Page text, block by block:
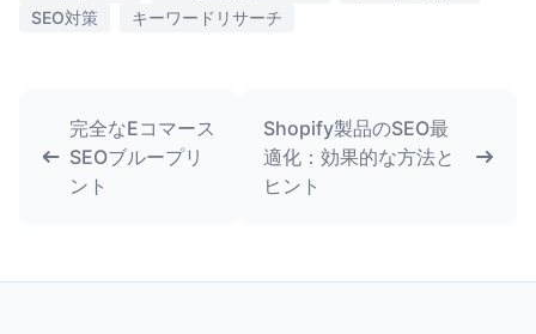
SEO対策
キーワードリサーチ
完全なEコマース
SEOブループリ
ント
Shopify製品のSEO最
適化：効果的な方法と
ヒント